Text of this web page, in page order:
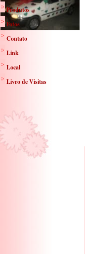
Produtos
Fotos
Contato
Link
Local
Livro de Visitas